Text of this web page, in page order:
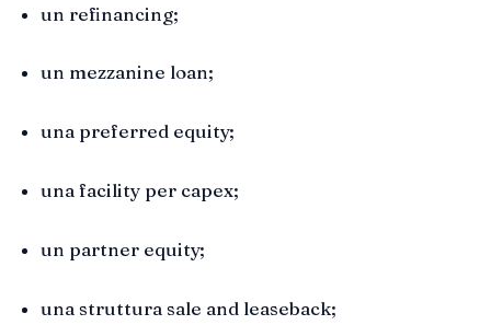
un refinancing;
un mezzanine loan;
una preferred equity;
una facility per capex;
un partner equity;
una struttura sale and leaseback;